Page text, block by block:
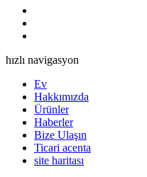
hızlı navigasyon
Ev
Hakkımızda
Ürünler
Haberler
Bize Ulaşın
Ticari acenta
site haritası